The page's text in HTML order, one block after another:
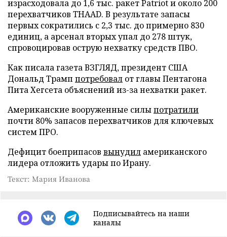
израсходовала до 1,6 тыс. ракет Patriot и около 200
перехватчиков THAAD. В результате запасы
первых сократились с 2,3 тыс. до примерно 830
единиц, а арсенал вторых упал до 278 штук,
спровоцировав острую нехватку средств ПВО.
Как писала газета ВЗГЛЯД, президент США
Дональд Трамп потребовал от главы Пентагона
Пита Хегсета объяснений из-за нехватки ракет.
Американские вооруженные силыпотратили
почти 80% запасов перехватчиков для ключевых
систем ПРО.
Дефицит боеприпасов вынудил американского
лидера отложить удары по Ирану.
Текст: Мария Иванова
Подписывайтесь на наши
каналы